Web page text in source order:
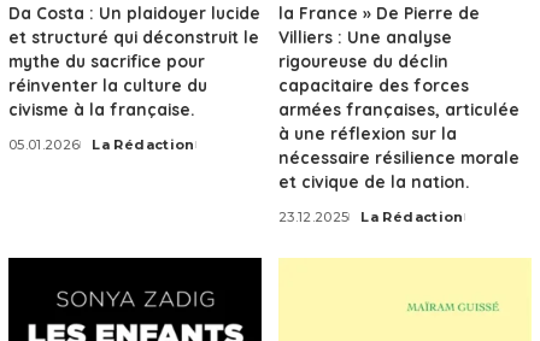
Da Costa : Un plaidoyer lucide
et structuré qui déconstruit le
mythe du sacrifice pour
réinventer la culture du
civisme à la française.
05.01.2026
Posted
La Rédaction
la France » De Pierre de
Villiers : Une analyse
rigoureuse du déclin
capacitaire des forces
armées françaises, articulée
à une réflexion sur la
nécessaire résilience morale
et civique de la nation.
23.12.2025
Posted
La Rédaction